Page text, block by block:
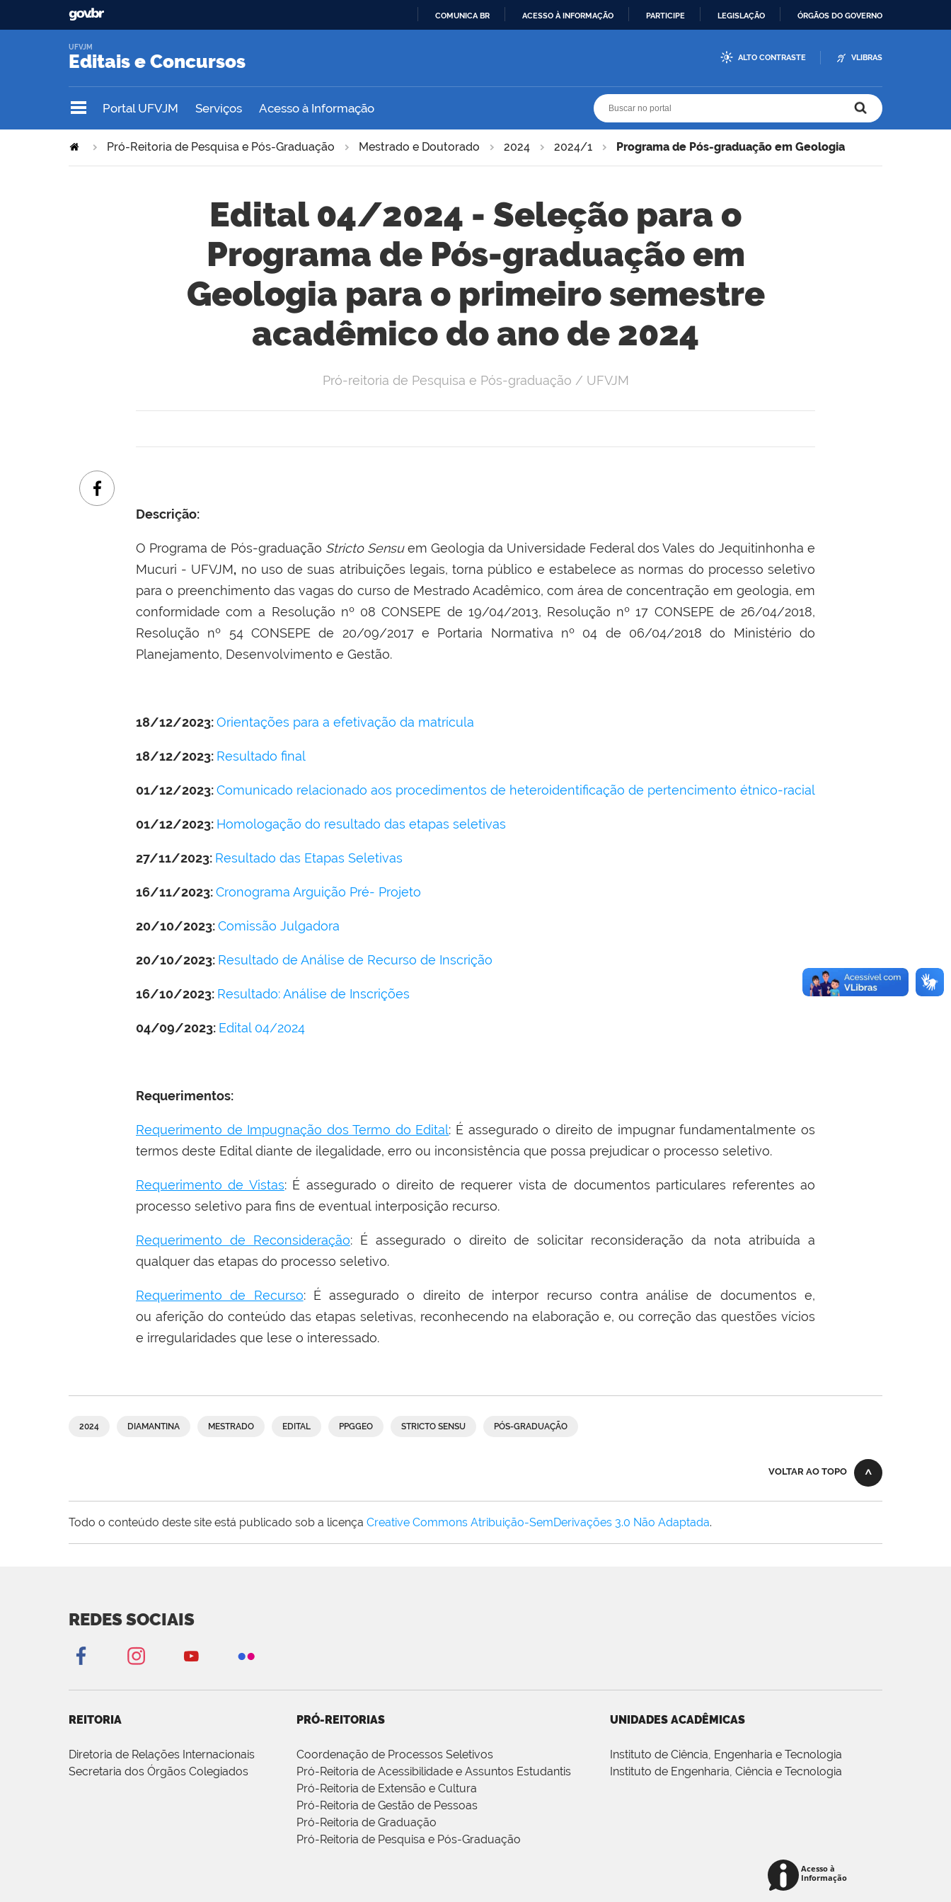
COMUNICA BR ACESSO À INFORMAÇÃO PARTICIPE LEGISLAÇÃO ÓRGÃOS DO GOVERNO
Editais e Concursos
UFVJM
ALTO CONTRASTE VLIBRAS
Portal UFVJM Serviços Acesso à Informação
Pró-Reitoria de Pesquisa e Pós-Graduação Mestrado e Doutorado 2024 2024/1 Programa de Pós-graduação em Geologia
Edital 04/2024 - Seleção para o
Programa de Pós-graduação em
Geologia para o primeiro semestre
acadêmico do ano de 2024
Pró-reitoria de Pesquisa e Pós-graduação / UFVJM
Descrição:
O Programa de Pós-graduação Stricto Sensuem Geologia da Universidade Federal dos Vales do Jequitinhonha e
Mucuri - UFVJM, no uso de suas atribuições legais, torna público e estabelece as normas do processo seletivo
para o preenchimento das vagas do curso de Mestrado Acadêmico, com área de concentração em geologia, em
conformidade com a Resolução nº 08 CONSEPE de 19/04/2013, Resolução nº 17 CONSEPE de 26/04/2018,
Resolução nº 54 CONSEPE de 20/09/2017 e Portaria Normativa nº 04 de 06/04/2018 do Ministério do
Planejamento, Desenvolvimento e Gestão.
18/12/2023:Orientações para a efetivação da matrícula
18/12/2023: Resultado final
01/12/2023:Comunicado relacionado aos procedimentos de heteroidentificação de pertencimento étnico-racial
01/12/2023: Homologação do resultado das etapas seletivas
27/11/2023: Resultado das Etapas Seletivas
16/11/2023:Cronograma Arguição Pré- Projeto
20/10/2023:Comissão Julgadora
20/10/2023: Resultado de Análise de Recurso de Inscrição
16/10/2023: Resultado: Análise de Inscrições
04/09/2023: Edital 04/2024
Requerimentos:
Requerimento de Impugnação dos Termo do Edital: É assegurado o direito de impugnar fundamentalmente os
termos deste Edital diante de ilegalidade, erro ou inconsistência que possa prejudicar o processo seletivo.
Requerimento de Vistas: É assegurado o direito de requerer vista de documentos particulares referentes ao
processo seletivo para fins de eventual interposição recurso.
Requerimento de Reconsideração: É assegurado o direito de solicitar reconsideração da nota atribuída a
qualquer das etapas do processo seletivo.
Requerimento de Recurso: É assegurado o direito de interpor recurso contra análise de documentos e,
ou aferição do conteúdo das etapas seletivas, reconhecendo na elaboração e, ou correção das questões vícios
e irregularidades que lese o interessado.
2024 DIAMANTINA MESTRADO EDITAL PPGGEO STRICTO SENSU PÓS-GRADUAÇÃO
VOLTAR AO TOPO
Todo o conteúdo deste site está publicado sob a licença Creative Commons Atribuição-SemDerivações 3.0 Não Adaptada.
REDES SOCIAIS
REITORIA
Diretoria de Relações Internacionais
Secretaria dos Órgãos Colegiados
PRÓ-REITORIAS
Coordenação de Processos Seletivos
Pró-Reitoria de Acessibilidade e Assuntos Estudantis
Pró-Reitoria de Extensão e Cultura
Pró-Reitoria de Gestão de Pessoas
Pró-Reitoria de Graduação
Pró-Reitoria de Pesquisa e Pós-Graduação
UNIDADES ACADÊMICAS
Instituto de Ciência, Engenharia e Tecnologia
Instituto de Engenharia, Ciência e Tecnologia